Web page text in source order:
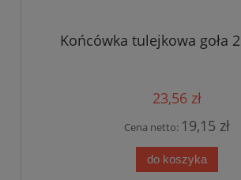
Końcówka tulejkowa goła
23,56 zł
Cena netto: 19,15 zł
do koszyka